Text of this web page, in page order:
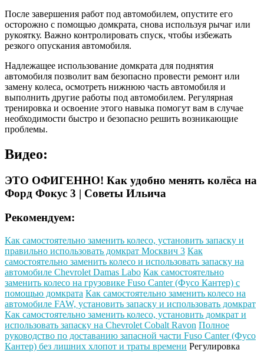
После завершения работ под автомобилем, опустите его
осторожно с помощью домкрата, снова используя рычаг или
рукоятку. Важно контролировать спуск, чтобы избежать
резкого опускания автомобиля.
Надлежащее использование домкрата для поднятия
автомобиля позволит вам безопасно провести ремонт или
замену колеса, осмотреть нижнюю часть автомобиля и
выполнить другие работы под автомобилем. Регулярная
тренировка и освоение этого навыка помогут вам в случае
необходимости быстро и безопасно решить возникающие
проблемы.
Видео:
ЭТО ОФИГЕННО! Как удобно менять колёса на
Форд Фокус 3 | Советы Ильича
Рекомендуем:
Как самостоятельно заменить колесо, установить запаску и
правильно использовать домкрат Москвич 3 Как
самостоятельно заменить колесо и использовать запаску на
автомобиле Chevrolet Damas Labo Как самостоятельно
заменить колесо на грузовике Fuso Canter (Фусо Кантер) с
помощью домкрата Как самостоятельно заменить колесо на
автомобиле FAW, установить запаску и использовать домкрат
Как самостоятельно заменить колесо, установить домкрат и
использовать запаску на Chevrolet Cobalt Ravon Полное
руководство по доставанию запасной части Fuso Canter (Фусо
Кантер) без лишних хлопот и траты времени Регулировка